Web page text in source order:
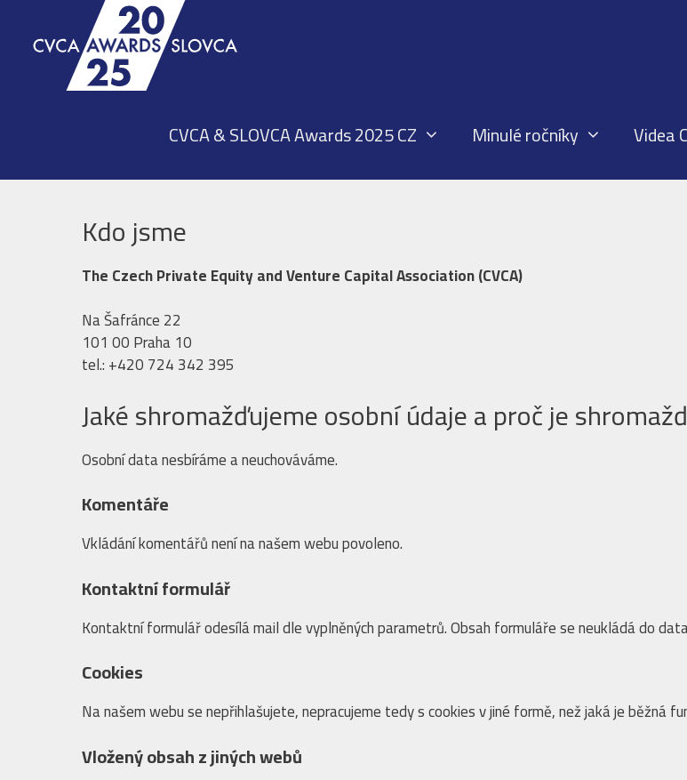
obsah
CVCA & SLOVCA Awards 2025 CZ Minulé ročníky Videa
Kdo jsme
The Czech Private Equity and Venture Capital Association (CVCA)
Na Šafránce 22
101 00 Praha 10
tel.: +420 724 342 395
Jaké shromažďujeme osobní údaje a proč je
Osobní data nesbíráme a neuchováváme.
Komentáře
Vkládání komentářů není na našem webu povoleno.
Kontaktní formulář
Kontaktní formulář odesílá mail dle vyplněných parametrů. Obsah formuláře se neukládá do
Cookies
Na našem webu se nepřihlašujete, nepracujeme tedy s cookies v jiné formě, než jaká je běžná
Vložený obsah z jiných webů